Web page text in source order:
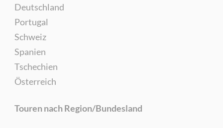
Deutschland
Portugal
Schweiz
Spanien
Tschechien
Österreich
Touren nach Region/Bundesland